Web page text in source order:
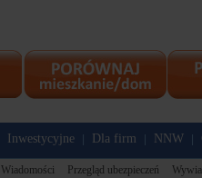
Inwestycyjne Dla firm NNW
Wiadomości Przegląd ubezpieczeń